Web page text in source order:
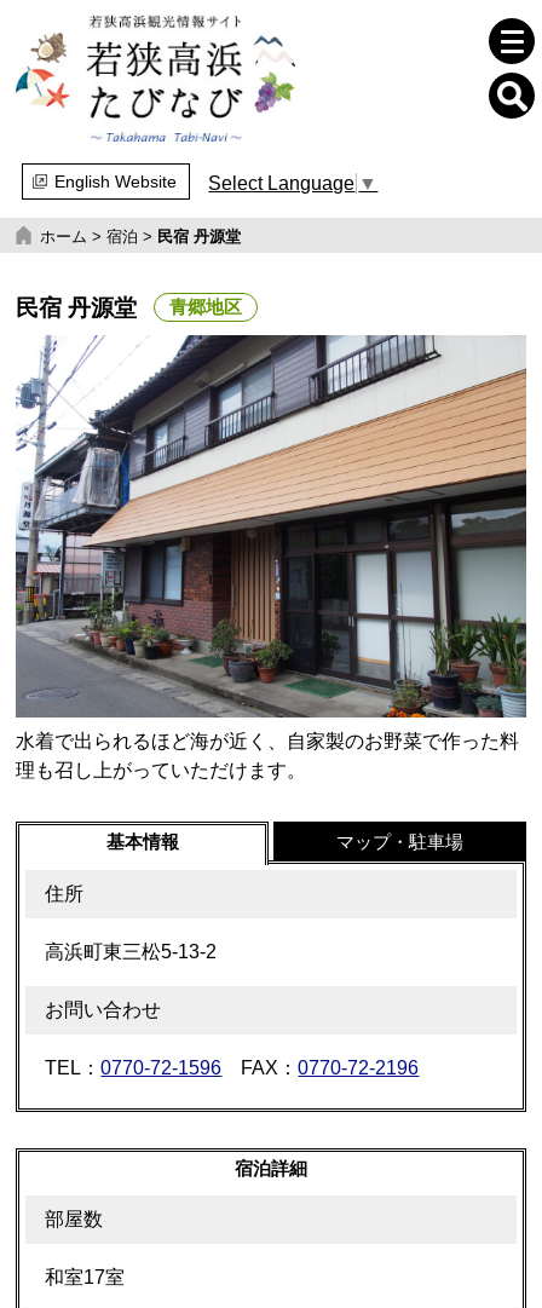
English Website Select Language ▼
ホーム >宿泊 > 民宿 丹源堂
民宿 丹源堂 青郷地区
水着で出られるほど海が近く、自家製のお野菜で作った料
理も召し上がっていただけます。
基本情報 マップ・駐車場
住所
高浜町東三松5-13-2
お問い合わせ
TEL：0770-72-1596 FAX：0770-72-2196
宿泊詳細
部屋数
和室17室